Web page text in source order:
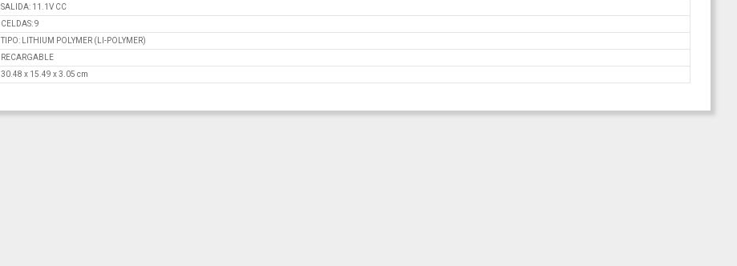
SALIDA: 11.1V CC
CELDAS: 9
TIPO: LITHIUM POLYMER (LI-POLYMER)
RECARGABLE
30.48 x 15.49 x 3.05 cm